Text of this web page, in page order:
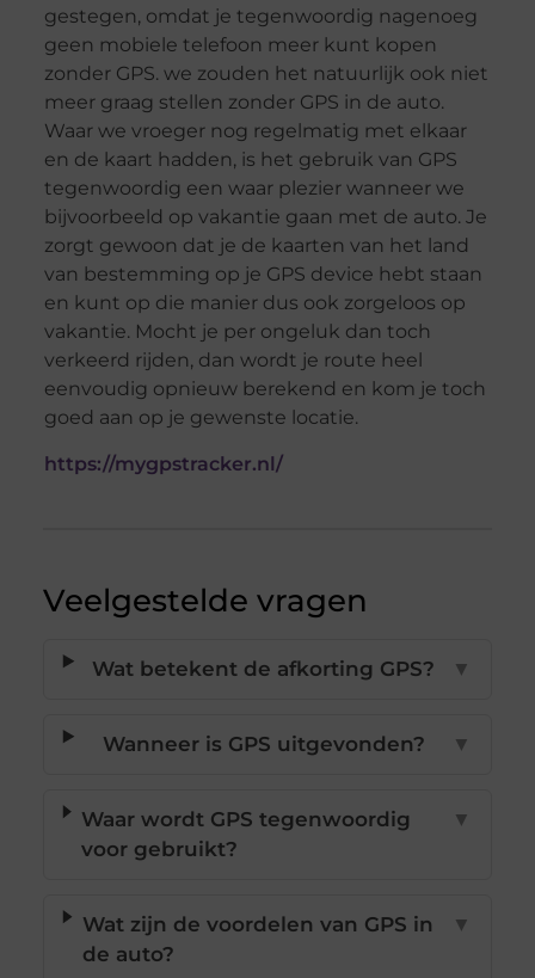
gestegen, omdat je tegenwoordig nagenoeg
geen mobiele telefoon meer kunt kopen
zonder GPS. we zouden het natuurlijk ook niet
meer graag stellen zonder GPS in de auto.
Waar we vroeger nog regelmatig met elkaar
en de kaart hadden, is het gebruik van GPS
tegenwoordig een waar plezier wanneer we
bijvoorbeeld op vakantie gaan met de auto. Je
zorgt gewoon dat je de kaarten van het land
van bestemming op je GPS device hebt staan
en kunt op die manier dus ook zorgeloos op
vakantie. Mocht je per ongeluk dan toch
verkeerd rijden, dan wordt je route heel
eenvoudig opnieuw berekend en kom je toch
goed aan op je gewenste locatie.
https://mygpstracker.nl/
Veelgestelde vragen
Wat betekent de afkorting GPS? ▼
Wanneer is GPS uitgevonden? ▼
Waar wordt GPS tegenwoordig
voor gebruikt?
▼
Wat zijn de voordelen van GPS in
de auto?
▼